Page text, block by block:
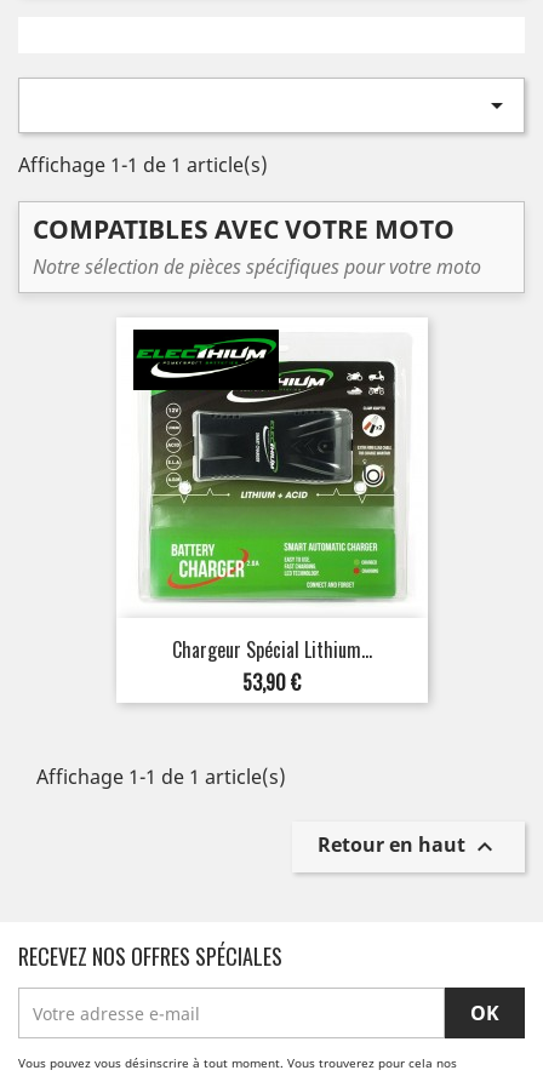

Affichage 1-1 de 1 article(s)
COMPATIBLES AVEC VOTRE MOTO
Notre sélection de pièces spécifiques pour votre moto
Chargeur Spécial Lithium...
Prix
53,90 €
Affichage 1-1 de 1 article(s)
Retour en haut 
RECEVEZ NOS OFFRES SPÉCIALES
Vous pouvez vous désinscrire à tout moment. Vous trouverez pour cela nos